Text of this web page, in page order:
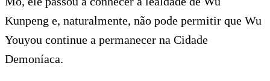
Kunpeng e, naturalmente, não pode permitir que Wu
Youyou continue a permanecer na Cidade
Demoníaca.